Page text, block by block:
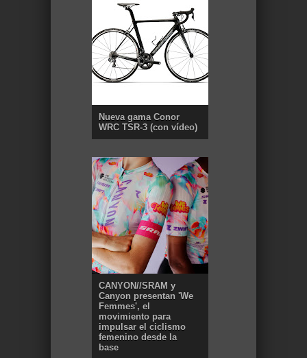
Nueva gama Conor
WRC TSR-3 (con vídeo)
CANYON//SRAM y
Canyon presentan 'We
Femmes', el
movimiento para
impulsar el ciclismo
femenino desde la
base